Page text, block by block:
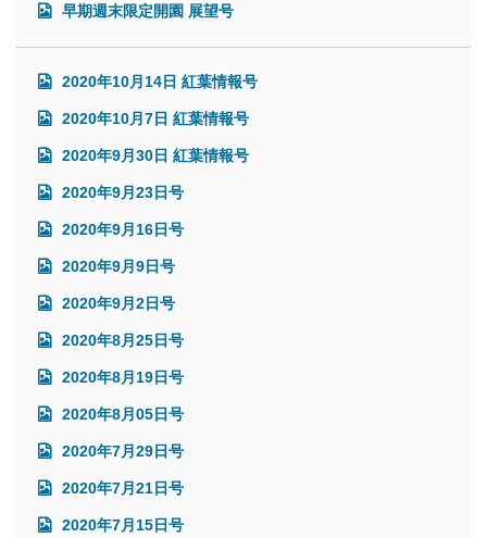
早期週末限定開園 展望号
2020年10月14日 紅葉情報号
2020年10月7日 紅葉情報号
2020年9月30日 紅葉情報号
2020年9月23日号
2020年9月16日号
2020年9月9日号
2020年9月2日号
2020年8月25日号
2020年8月19日号
2020年8月05日号
2020年7月29日号
2020年7月21日号
2020年7月15日号